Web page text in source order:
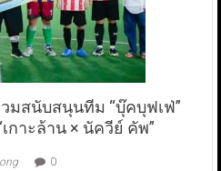
มสนับสนุนทีม “บุ๊คบุฟเฟ่”
กาะล้าน × นัควีย์ คัพ”
0